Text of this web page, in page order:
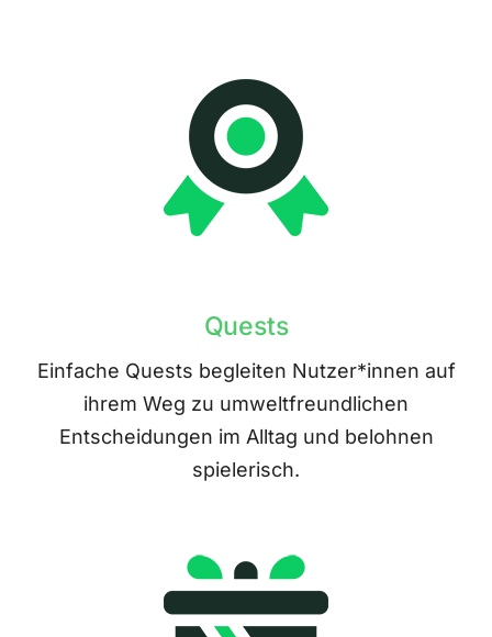
Quests
Einfache Quests begleiten Nutzer*innen auf
ihrem Weg zu umweltfreundlichen
Entscheidungen im Alltag und belohnen
spielerisch.